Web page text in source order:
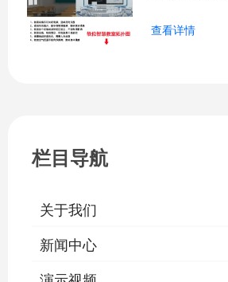
关、按需调光、
查看详情
栏目导航
关于我们
新闻中心